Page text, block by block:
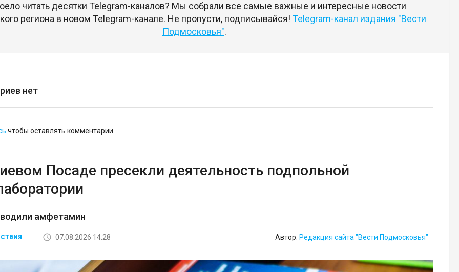
читать десятки Telegram-каналов? Мы собрали все самые важные и интересные новости
региона в новом Telegram-канале. Не пропусти, подписывайся! Telegram-канал издания "Вести
Подмосковья".
нет
чтобы оставлять комментарии
Посаде пресекли деятельность подпольной
амфетамин
07.08.2026 14:28 Автор: Редакция сайта "Вести Подмосковья"